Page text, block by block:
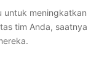
untuk meningkatkan
tim Anda, saatnya